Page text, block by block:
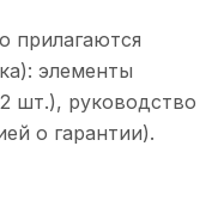
прилагаются
элементы
шт.), руководство
о гарантии).